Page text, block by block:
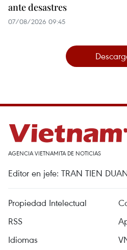
ante desastres
07/08/2026 09:45
AGENCIA VIETNAMITA DE NOTICIAS
Editor en jefe: TRAN TIEN
Propiedad Intelectual
RSS
Idiomas